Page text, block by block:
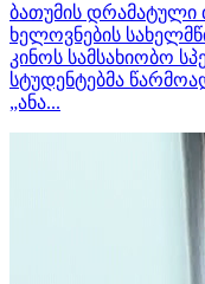
ბათუმის დრამატული
ხელოვნების
კინოს სამსახიობო
სტუდენტებმა
„ანა...